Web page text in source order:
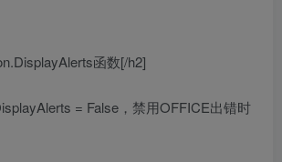
函数[/h2]
= False，禁用OFFICE出错时